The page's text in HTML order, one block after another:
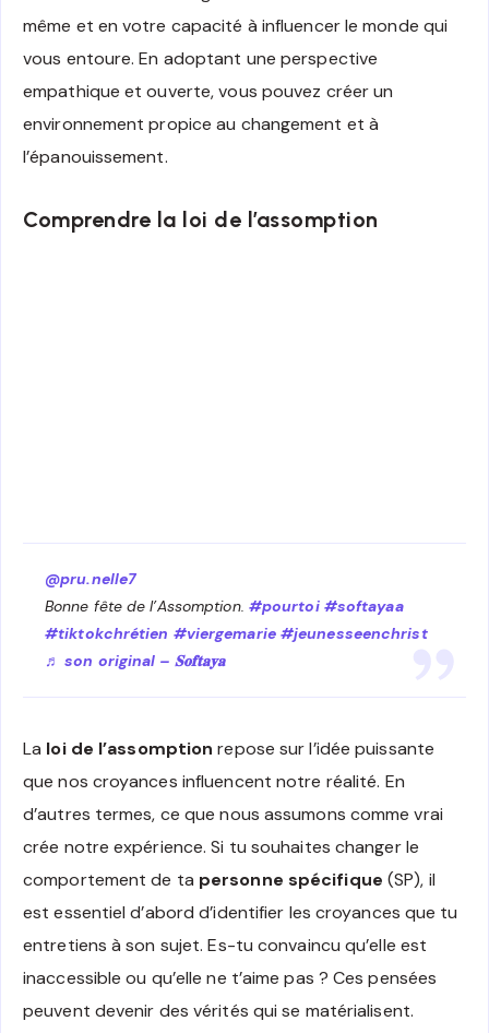
même et en votre capacité à influencer le monde qui
vous entoure. En adoptant une perspective
empathique et ouverte, vous pouvez créer un
environnement propice au changement et à
l’épanouissement.
Comprendre la loi de l’assomption
@pru.nelle7
Bonne fête de l’Assomption. #pourtoi #softayaa
#tiktokchrétien #viergemarie #jeunesseenchrist
♬ son original – 𝐒𝐨𝐟𝐭𝐚𝐲𝐚
La loi de l’assomption repose sur l’idée puissante
que nos croyances influencent notre réalité. En
d’autres termes, ce que nous assumons comme vrai
crée notre expérience. Si tu souhaites changer le
comportement de ta personne spécifique (SP), il
est essentiel d’abord d’identifier les croyances que tu
entretiens à son sujet. Es-tu convaincu qu’elle est
inaccessible ou qu’elle ne t’aime pas ? Ces pensées
peuvent devenir des vérités qui se matérialisent.